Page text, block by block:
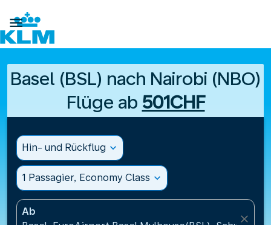

Basel (BSL) nach Nairobi (NBO)
Flüge ab 501CHF
Hin- und Rückflug expand_more
1 Passagier, Economy Class expand_more
Ab
close